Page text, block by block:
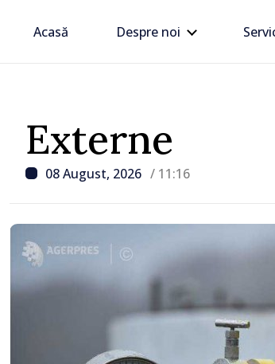
Acasă Despre noi
Externe
08 August, 2026 / 11:16
Atac rusesc
trei
decedat